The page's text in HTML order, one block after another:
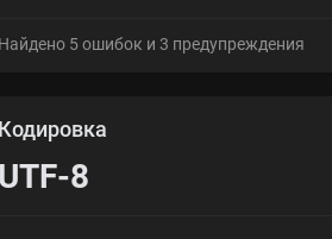
Найдено 5 ошибок и 3 предупреждения
Кодировка
UTF-8